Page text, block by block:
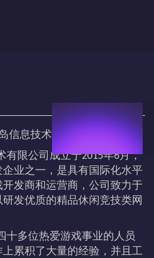
息技术有限公司简介
限公司成立于2015年6月，
业之一，是具有国际化水平
发商和运营商，公司致力于
发优质的精品休闲竞技类网
多位热爱游戏事业的人员
累积了大量的经验，并且工